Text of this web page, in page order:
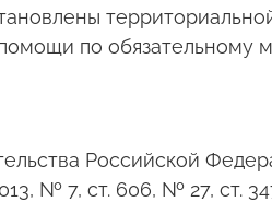
по обязательному
Российской
№ 7, ст. 606, № 27, ст.